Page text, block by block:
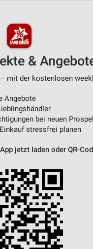
&
mit der kostenlosen
Angebote
bei neuen
stressfrei planen
jetzt laden oder QR-
Daten aus verschiedenen